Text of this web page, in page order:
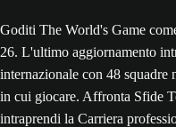
Goditi The World's Game
26. L'ultimo aggiornamento
internazionale con 48 squadre
in cui giocare. Affronta Sfide
intraprendi la Carriera